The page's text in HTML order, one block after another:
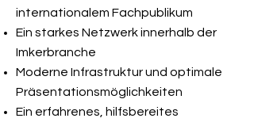
internationalem Fachpublikum
Ein starkes Netzwerk innerhalb der
Imkerbranche
Moderne Infrastruktur und optimale
Präsentationsmöglichkeiten
Ein erfahrenes, hilfsbereites